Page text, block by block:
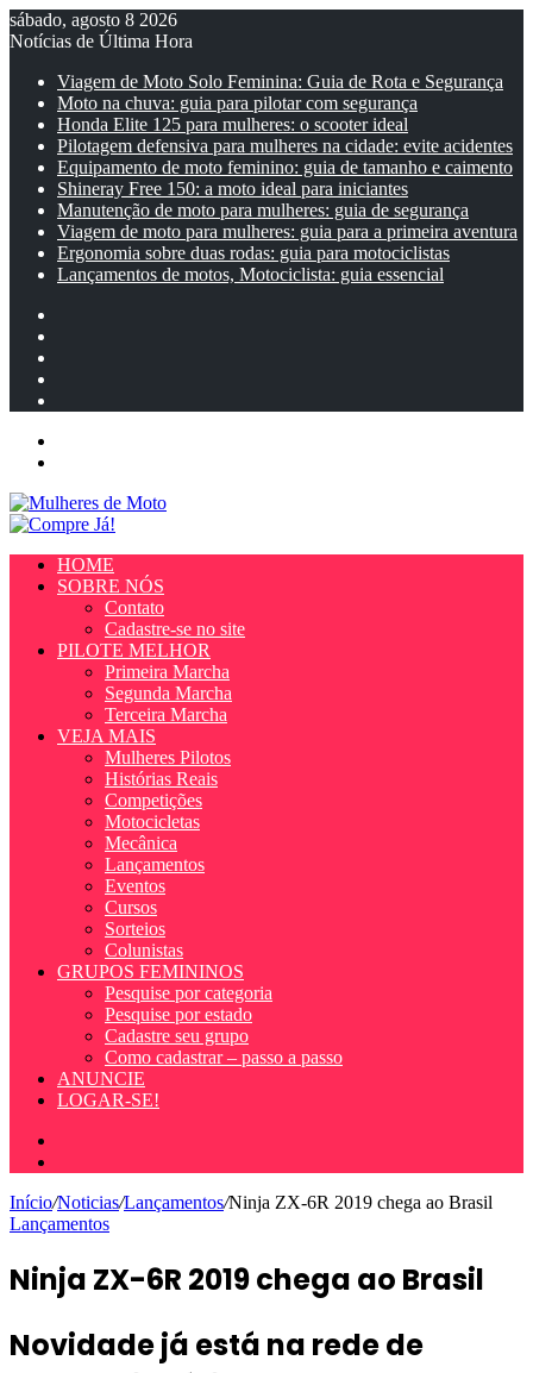
sábado, agosto 8 2026
Notícias de Última Hora
Viagem de Moto Solo Feminina: Guia de Rota e Segurança
Moto na chuva: guia para pilotar com segurança
Honda Elite 125 para mulheres: o scooter ideal
Pilotagem defensiva para mulheres na cidade: evite acidentes
Equipamento de moto feminino: guia de tamanho e caimento
Shineray Free 150: a moto ideal para iniciantes
Manutenção de moto para mulheres: guia de segurança
Viagem de moto para mulheres: guia para a primeira aventura
Ergonomia sobre duas rodas: guia para motociclistas
Lançamentos de motos, Motociclista: guia essencial
HOME
SOBRE NÓS
Contato
Cadastre-se no site
PILOTE MELHOR
Primeira Marcha
Segunda Marcha
Terceira Marcha
VEJA MAIS
Mulheres Pilotos
Histórias Reais
Competições
Motocicletas
Mecânica
Lançamentos
Eventos
Cursos
Sorteios
Colunistas
GRUPOS FEMININOS
Pesquise por categoria
Pesquise por estado
Cadastre seu grupo
Como cadastrar – passo a passo
ANUNCIE
LOGAR-SE!
Início/Noticias/Lançamentos/Ninja ZX-6R 2019 chega ao Brasil
Lançamentos
Ninja ZX-6R 2019 chega ao Brasil
Novidade já está na rede de